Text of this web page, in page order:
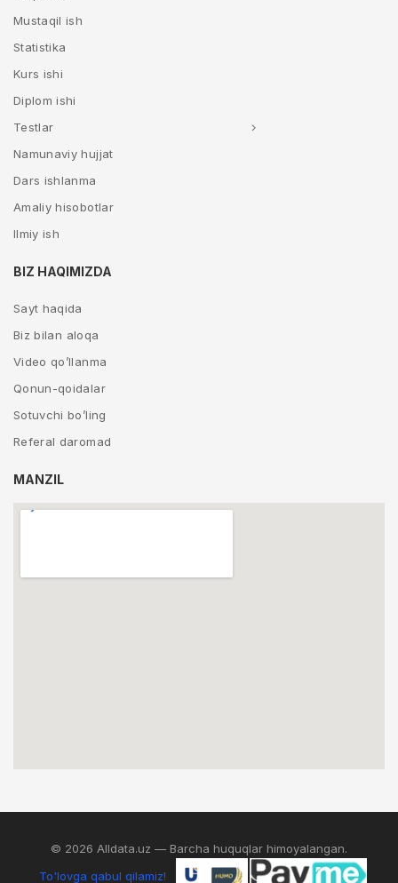
Mustaqil ish
Statistika
Kurs ishi
Diplom ishi
Testlar
Namunaviy hujjat
Dars ishlanma
Amaliy hisobotlar
Ilmiy ish
BIZ HAQIMIZDA
Sayt haqida
Biz bilan aloqa
Video qo’llanma
Qonun-qoidalar
Sotuvchi bo’ling
Referal daromad
MANZIL
© 2026 Alldata.uz — Barcha huquqlar himoyalangan.
To'lovga qabul qilamiz!